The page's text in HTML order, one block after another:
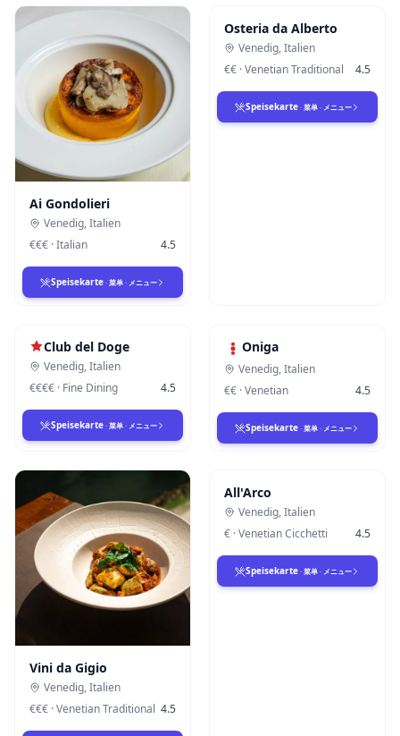
Ai Gondolieri
Venedig,Italien
€€€ ·Italian 4.5
Speisekarte · 菜单 · メニュー
Osteria da Alberto
Venedig,Italien
€€ ·Venetian Traditional 4.5
Speisekarte · 菜单 · メニュー
Club del Doge
Venedig,Italien
€€€€ · Fine Dining 4.5
Speisekarte · 菜单 · メニュー
Oniga
Venedig,Italien
€€ ·Venetian 4.5
Speisekarte · 菜单 · メニュー
Vini da Gigio
Venedig,Italien
€€€ ·Venetian Traditional 4.5
All'Arco
Venedig,Italien
€ ·Venetian Cicchetti 4.5
Speisekarte · 菜单 · メニュー